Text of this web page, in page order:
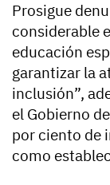
Prosigue
considerable
educación
garantizar la
inclusión”,
el Gobierno
por ciento de
como